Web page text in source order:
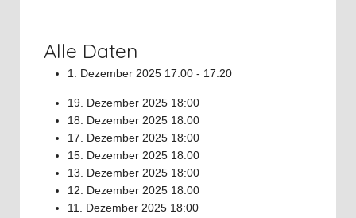
Alle Daten
1. Dezember 2025 17:00 - 17:20
19. Dezember 2025 18:00
18. Dezember 2025 18:00
17. Dezember 2025 18:00
15. Dezember 2025 18:00
13. Dezember 2025 18:00
12. Dezember 2025 18:00
11. Dezember 2025 18:00